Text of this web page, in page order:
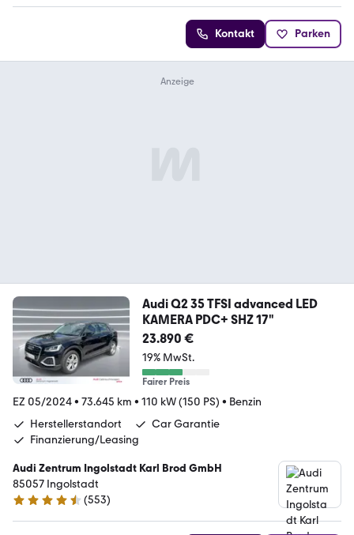
Kontakt Parken
Audi Q2 35 TFSI advanced LED
KAMERA PDC+ SHZ 17"
23.890 €
19% MwSt.
Fairer Preis
EZ 05/2024• 73.645 km • 110 kW (150 PS) • Benzin
Herstellerstandort
Car Garantie
Finanzierung/Leasing
Audi Zentrum Ingolstadt Karl Brod GmbH
85057 Ingolstadt
4.7 Sterne
(553)